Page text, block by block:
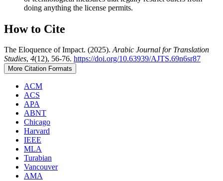
doing anything the license permits.
How to Cite
The Eloquence of Impact. (2025).Arabic Journal for Translation
Studies, 4(12), 56-76. https://doi.org/10.63939/AJTS.69n6sr87
More Citation Formats
ACM
ACS
APA
ABNT
Chicago
Harvard
IEEE
MLA
Turabian
Vancouver
AMA